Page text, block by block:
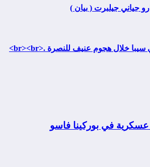
جياني جيلبرت ( بيان )
في بوركينا فاسو